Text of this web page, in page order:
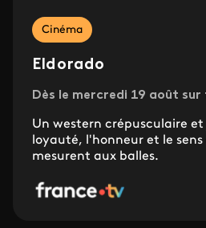
Cinéma
Eldorado
Dès le mercredi 19 août
Un western crépusculaire
loyauté, l'honneur et le sens
mesurent aux balles.